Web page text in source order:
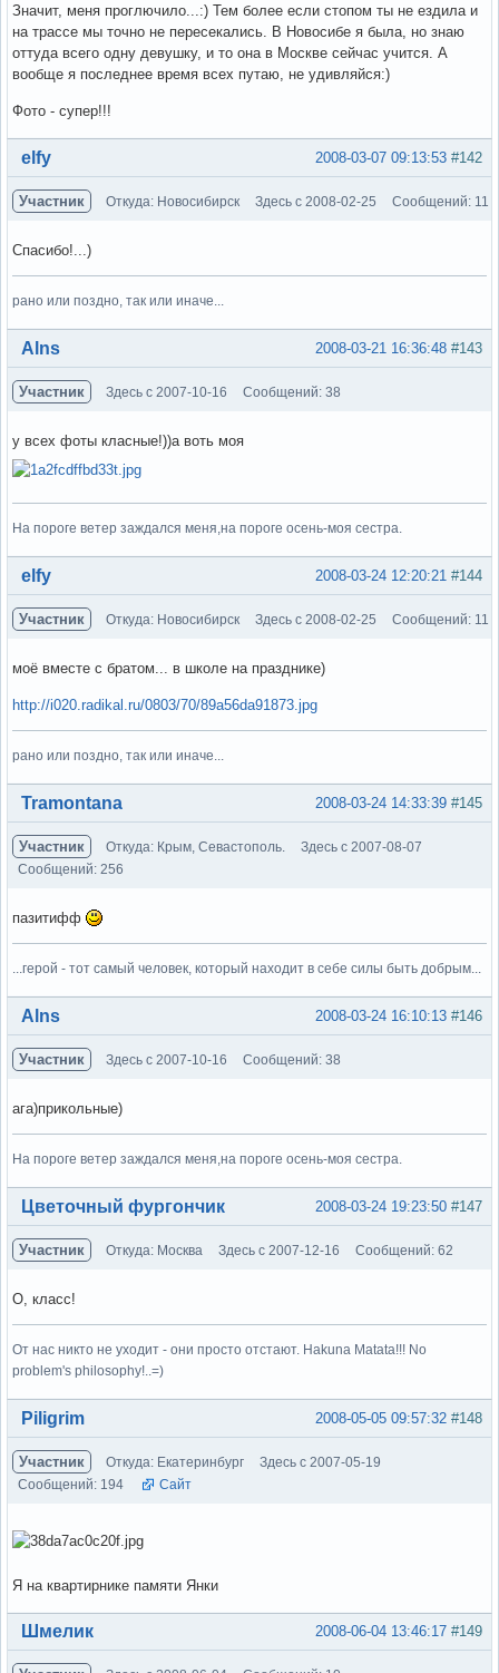
Значит, меня проглючило...:) Тем более если стопом ты не ездила и
на трассе мы точно не пересекались. В Новосибе я была, но знаю
оттуда всего одну девушку, и то она в Москве сейчас учится. А
вообще я последнее время всех путаю, не удивляйся:)
Фото - супер!!!
Вне форума #142
2008-03-07 09:13:53
elfy
Участник Откуда: Новосибирск Здесь с 2008-02-25 Сообщений: 11
Спасибо!...)
рано или поздно, так или иначе...
Вне форума #143
2008-03-21 16:36:48
Alns
Участник Здесь с 2007-10-16 Сообщений: 38
у всех фоты класные!))а воть моя
На пороге ветер заждался меня,на пороге осень-моя сестра.
Вне форума #144
2008-03-24 12:20:21
elfy
Участник Откуда: Новосибирск Здесь с 2008-02-25 Сообщений: 11
моё вместе с братом... в школе на празднике)
http://i020.radikal.ru/0803/70/89a56da91873.jpg
рано или поздно, так или иначе...
Вне форума #145
2008-03-24 14:33:39
Tramontana
Участник Откуда: Крым, Севастополь.
Здесь с 2007-08-07
Сообщений: 256
пазитифф
...герой - тот самый человек, который находит в себе силы быть добрым...
Вне форума #146
2008-03-24 16:10:13
Alns
Участник Здесь с 2007-10-16 Сообщений: 38
ага)прикольные)
На пороге ветер заждался меня,на пороге осень-моя сестра.
Вне форума #147
2008-03-24 19:23:50
Цветочный фургончик
Участник Откуда: Москва Здесь с 2007-12-16 Сообщений: 62
О, класс!
От нас никто не уходит - они просто отстают. Hakuna Matata!!! No
problem's philosophy!..=)
Вне форума #148
2008-05-05 09:57:32
Piligrim
Участник Откуда: Екатеринбург
Здесь с 2007-05-19
Сообщений: 194
Сайт
Я на квартирнике памяти Янки
Вне форума #149
2008-06-04 13:46:17
Шмелик